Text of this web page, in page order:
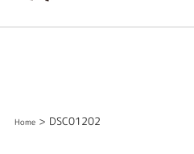
Home> DSC01202